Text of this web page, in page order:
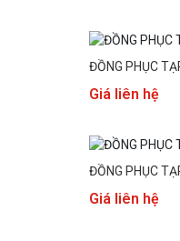
ĐỒNG PHỤC
Giá liên hệ
ĐỒNG PHỤC
Giá liên hệ